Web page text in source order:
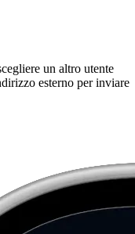
un altro utente
esterno per inviare